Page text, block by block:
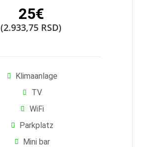
25€
(2.933,75 RSD)
Klimaanlage
TV
WiFi
Parkplatz
Mini bar